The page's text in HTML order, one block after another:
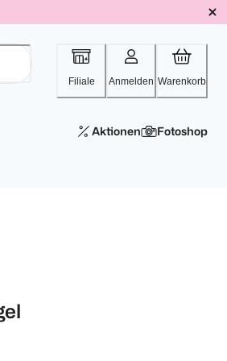
Filiale Anmelden Warenkorb
Aktionen Fotoshop